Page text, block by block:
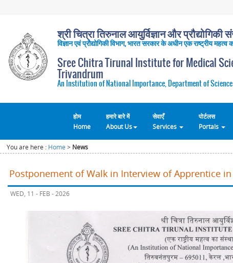
श्री चित्रा तिरुनाल आयुर्विज्ञान और प्रौद्योगिकी
विज्ञान एवं प्रौद्योगिकी विभाग, भारत सरकार के अधीन एक राष्ट्रीय महत्व
Sree Chitra Tirunal Institute for Medical
Trivandrum
An Institution of National Importance, Department of
होम
Home
हमारे बारे में
About Us
सेवाएँ
Services
पोर्टलस
Portals
You are here : Home > News
Postponement of Walk in Interview of Apprentice
WED, 11 - FEB - 2026